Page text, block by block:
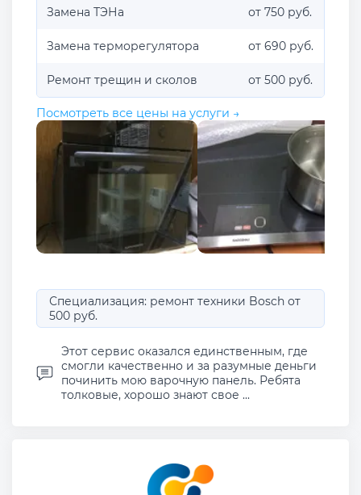
Замена ТЭНа от 750 руб.
Замена терморегулятора от 690 руб.
Ремонт трещин и сколов от 500 руб.
Посмотреть все цены на услуги →
Специализация: ремонт техники Bosch от
500 руб.
Этот сервис оказался единственным, где
смогли качественно и за разумные деньги
починить мою варочную панель. Ребята
толковые, хорошо знают свое ...